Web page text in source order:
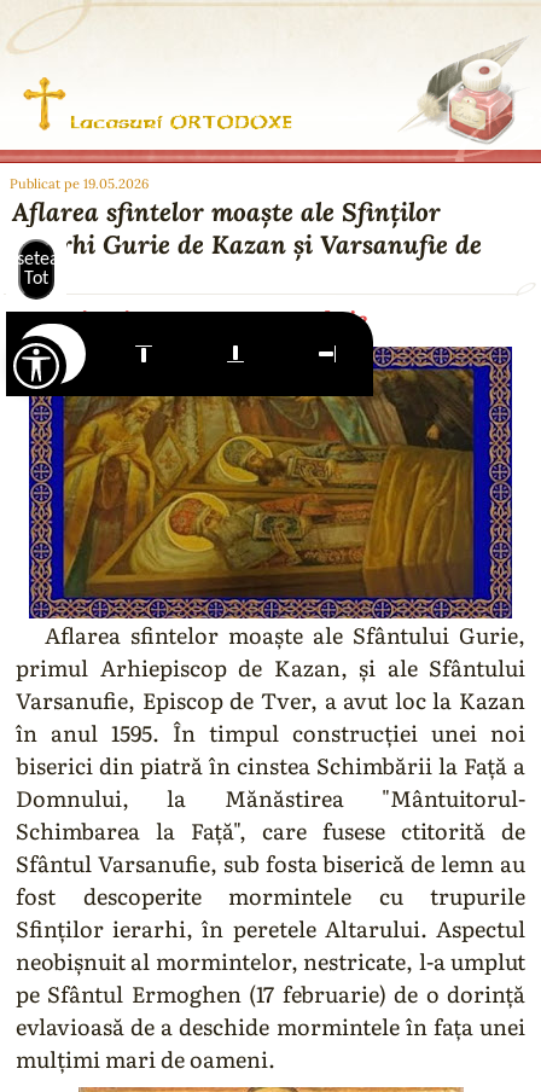
Publicat pe 19.05.2026
Aflarea sfintelor moaște ale Sfinților
Ierarhi Gurie de Kazan și Varsanufie de
Tver
Zi de cinstire aparte: 4 octombrie
Aflarea sfintelor moaște ale Sfântului Gurie,
primul Arhiepiscop de Kazan, și ale Sfântului
Varsanufie, Episcop de Tver, a avut loc la Kazan
în anul 1595. În timpul construcției unei noi
biserici din piatră în cinstea Schimbării la Față a
Domnului, la Mănăstirea "Mântuitorul-
Schimbarea la Față", care fusese ctitorită de
Sfântul Varsanufie, sub fosta biserică de lemn au
fost descoperite mormintele cu trupurile
Sfinților ierarhi, în peretele Altarului. Aspectul
neobișnuit al mormintelor, nestricate, l-a umplut
pe Sfântul Ermoghen (17 februarie) de o dorință
evlavioasă de a deschide mormintele în fața unei
mulțimi mari de oameni.
Tot